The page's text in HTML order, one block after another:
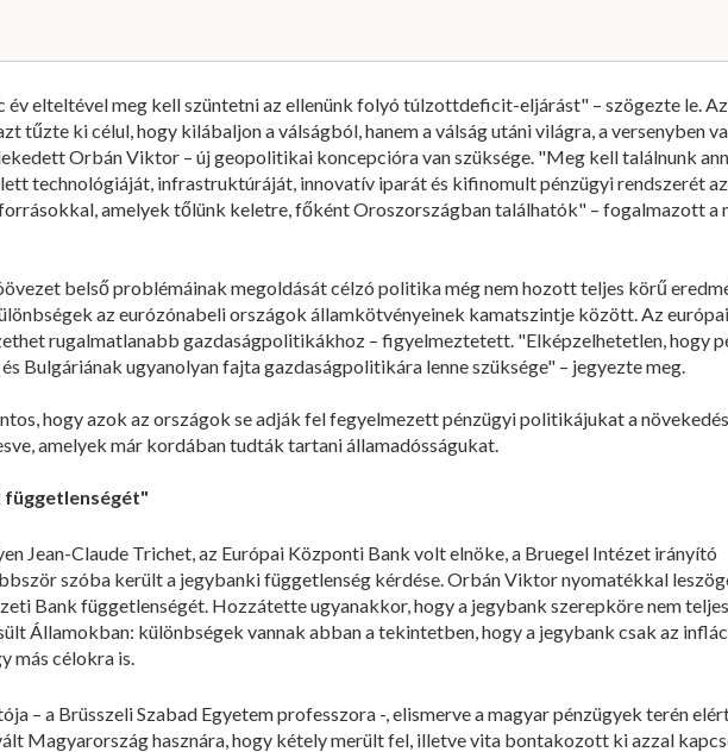
év elteltével meg kell szüntetni az ellenünk folyó túlzottdeficit-eljárást" – szögezte le.
tűzte ki célul, hogy kilábaljon a válságból, hanem a válság utáni világra, a versenyben
Orbán Viktor – új geopolitikai koncepcióra van szüksége. "Meg kell találnunk
technológiáját, infrastruktúráját, innovatív iparát és kifinomult pénzügyi rendszerét
amelyek tőlünk keletre, főként Oroszországban találhatók" – fogalmazott a
belső problémáinak megoldását célzó politika még nem hozott teljes körű
az eurózónabeli országok államkötvényeinek kamatszintje között. Az európai
rugalmatlanabb gazdaságpolitikákhoz – figyelmeztetett. "Elképzelhetetlen, hogy
Bulgáriának ugyanolyan fajta gazdaságpolitikára lenne szüksége" – jegyezte meg.
hogy azok az országok se adják fel fegyelmezett pénzügyi politikájukat a növekedés
amelyek már kordában tudták tartani államadósságukat.
Jean-Claude Trichet, az Európai Központi Bank volt elnöke, a Bruegel Intézet irányító
szóba került a jegybanki függetlenség kérdése. Orbán Viktor nyomatékkal
Bank függetlenségét. Hozzátette ugyanakkor, hogy a jegybank szerepköre nem
Államokban: különbségek vannak abban a tekintetben, hogy a jegybank csak az
más célokra is.
– a Brüsszeli Szabad Egyetem professzora -, elismerve a magyar pénzügyek terén
Magyarország hasznára, hogy kétely merült fel, illetve vita bontakozott ki azzal